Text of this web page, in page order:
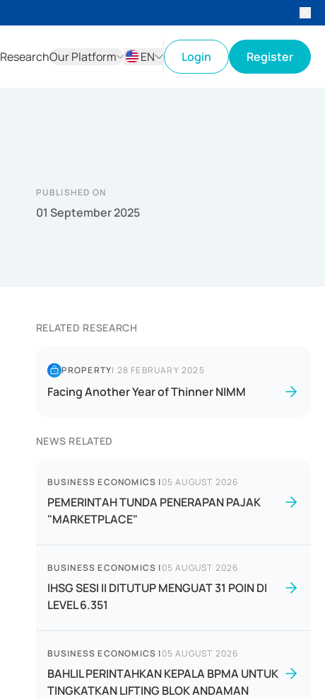
ResearchOur Platform
EN
Login Register
PUBLISHED ON
01 September 2025
RELATED RESEARCH
PROPERTY| 28 FEBRUARY 2025
Facing Another Year of Thinner NIMM
NEWS RELATED
BUSINESS ECONOMICS |05 AUGUST 2026
PEMERINTAH TUNDA PENERAPAN PAJAK
"MARKETPLACE"
BUSINESS ECONOMICS |05 AUGUST 2026
IHSG SESI II DITUTUP MENGUAT 31 POIN DI
LEVEL 6.351
BUSINESS ECONOMICS |05 AUGUST 2026
BAHLIL PERINTAHKAN KEPALA BPMA UNTUK
TINGKATKAN LIFTING BLOK ANDAMAN